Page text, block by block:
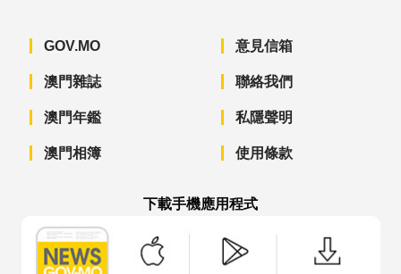
GOV.MO
澳門雜誌
澳門年鑑
澳門相簿
意見信箱
聯絡我們
私隱聲明
使用條款
下載手機應用程式